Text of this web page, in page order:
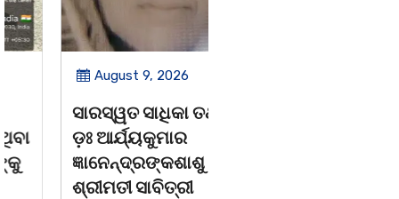
August 9, 2026
ସାରସ୍ୱତ ସାଧିକା ତଥା
ଡ଼ଃ ଆର୍ଯ୍ୟକୁମାର
ଜ୍ଞାନେନ୍ଦ୍ରଙ୍କଶାଶୁ
ଶ୍ରୀମତୀ ସାବିତ୍ରୀ